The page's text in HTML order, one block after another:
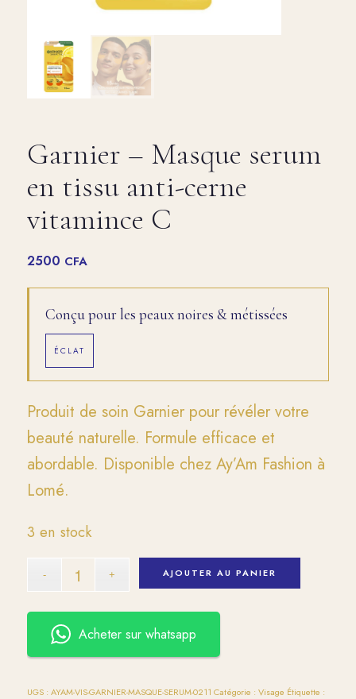
Garnier – Masque serum
en tissu anti-cerne
vitamince C
2500 CFA
Conçu pour les peaux noires & métissées
ÉCLAT
Produit de soin Garnier pour révéler votre
beauté naturelle. Formule efficace et
abordable. Disponible chez Ay’Am Fashion à
Lomé.
3 en stock
AJOUTER AU PANIER
Acheter sur whatsapp
UGS : AYAM-VIS-GARNIER-MASQUE-SERUM-0211 Catégorie : Visage Étiquette :